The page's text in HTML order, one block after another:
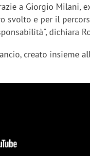
a Giorgio Milani,
svolto e per il
dichiara
creato insieme